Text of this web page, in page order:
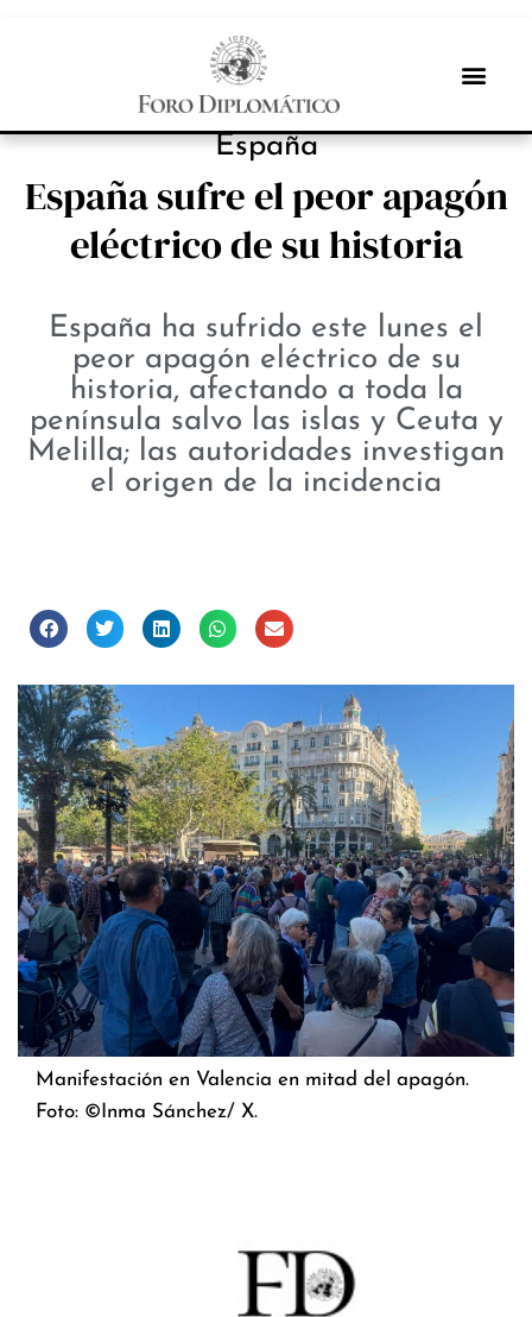
NOTICIAS
España
España sufre el peor apagón
eléctrico de su historia
España ha sufrido este lunes el
peor apagón eléctrico de su
historia, afectando a toda la
península salvo las islas y Ceuta y
Melilla; las autoridades investigan
el origen de la incidencia
Manifestación en Valencia en mitad del apagón.
Foto: ©Inma Sánchez/ X.